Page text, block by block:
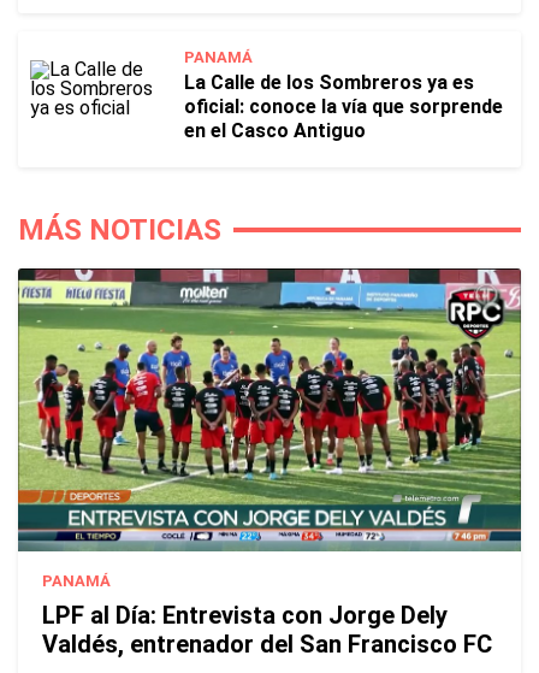
PANAMÁ
La Calle de los Sombreros ya es
oficial: conoce la vía que sorprende
en el Casco Antiguo
MÁS NOTICIAS
PANAMÁ
LPF al Día: Entrevista con Jorge Dely
Valdés, entrenador del San Francisco FC